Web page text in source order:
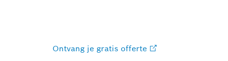
Ontvang je gratis offerte